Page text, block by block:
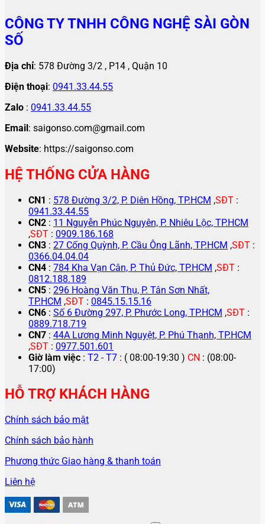
CÔNG TY TNHH CÔNG NGHỆ SÀI GÒN
SỐ
Địa chỉ: 578 Đường 3/2 , P14 , Quận 10
Điện thoại: 0941.33.44.55
Zalo : 0941.33.44.55
Email: saigonso.com@gmail.com
Website: https://saigonso.com
HỆ THỐNG CỬA HÀNG
CN1 : 578 Đường 3/2, P. Diên Hồng, TP.HCM ,SĐT :
0941.33.44.55
CN2 : 11 Nguyễn Phúc Nguyên, P. Nhiêu Lộc, TP.HCM
,SĐT : 0909.186.168
CN3 : 27 Cống Quỳnh, P. Cầu Ông Lãnh, TP.HCM ,SĐT :
0366.04.04.04
CN4 : 784 Kha Vạn Cân, P. Thủ Đức, TP.HCM ,SĐT :
0812.188.189
CN5 : 296 Hoàng Văn Thụ, P. Tân Sơn Nhất,
TP.HCM ,SĐT : 0845.15.15.16
CN6 : Số 6 Đường 297, P. Phước Long, TP.HCM ,SĐT :
0889.718.719
CN7 : 44A Lương Minh Nguyệt, P. Phú Thạnh, TP.HCM
,SĐT : 0977.501.601
Giờ làm việc : T2 - T7 : ( 08:00-19:30 ) CN : (08:00-
17:00)
HỖ TRỢ KHÁCH HÀNG
Chính sách bảo mật
Chính sách bảo hành
Phương thức Giao hàng & thanh toán
Liên hệ